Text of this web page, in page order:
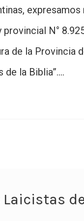
expresamos
N°
de la Provincia
de la Biblia”.…